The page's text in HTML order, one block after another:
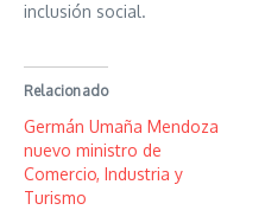
inclusión social.
Relacionado
Germán Umaña Mendoza
nuevo ministro de
Comercio, Industria y
Turismo